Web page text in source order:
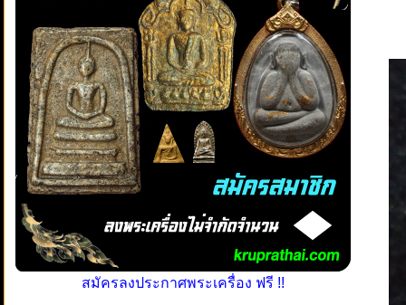
สมัครลงประกาศพระเครื่อง ฟรี !!